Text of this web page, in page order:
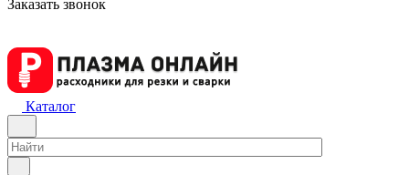
Заказать звонок
Каталог